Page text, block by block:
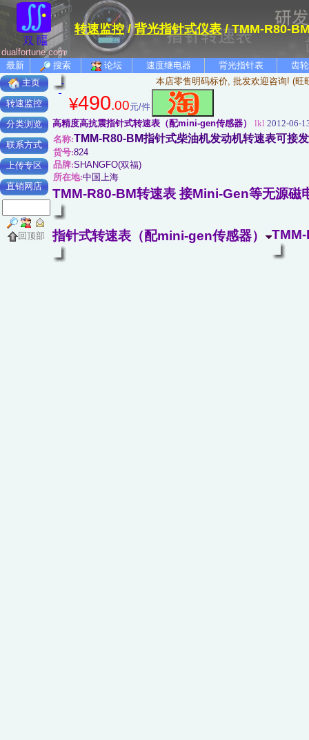
dualfortune.com
转速监控/背光指针式仪表/ TMM-R80-
最新 搜索 论坛 速度继电器 背光指针表
齿
主页
转速监控
分类浏览
联系方式
上传专区
直销网店
回顶部
本店零售明码标价, 批发欢迎咨询! (旺
¥490.00元/件
高精度高抗震指针式转速表（配mini-gen传感器）
lkl 2012-06-
名称:TMM-R80-BM指针式柴油机发动机转速表可接
货号:824
品牌:SHANGFO(双福)
所在地:中国上海
TMM-R80-BM转速表 接Mini-Gen等无源磁
指针式转速表（配mini-gen传感器）